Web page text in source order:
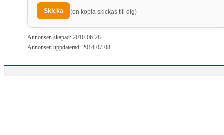
(en kopia skickas till dig)
Annonsen skapad: 2010-06-28
Annonsen uppdaterad: 2014-07-08